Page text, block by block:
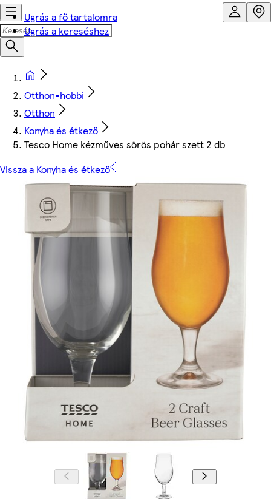
Ugrás a fő tartalomra
Ugrás a kereséshez
Otthon-hobbi
Otthon
Konyha és étkező
Tesco Home kézműves sörös pohár szett 2 db
Vissza a Konyha és étkező